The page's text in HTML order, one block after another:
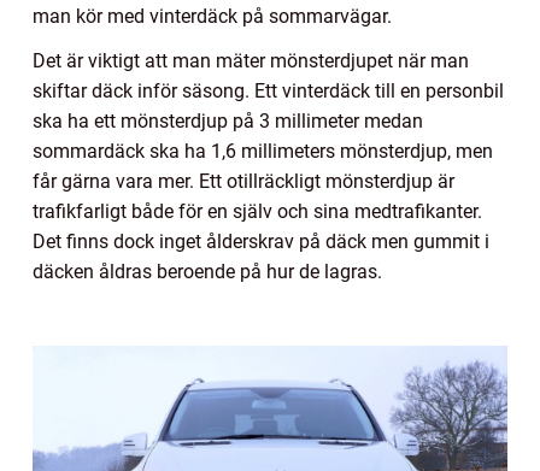
man kör med vinterdäck på sommarvägar.
Det är viktigt att man mäter mönsterdjupet när man
skiftar däck inför säsong. Ett vinterdäck till en personbil
ska ha ett mönsterdjup på 3 millimeter medan
sommardäck ska ha 1,6 millimeters mönsterdjup, men
får gärna vara mer. Ett otillräckligt mönsterdjup är
trafikfarligt både för en själv och sina medtrafikanter.
Det finns dock inget ålderskrav på däck men gummit i
däcken åldras beroende på hur de lagras.